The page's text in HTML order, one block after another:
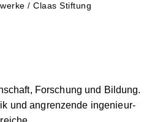
/ Claas Stiftung
Forschung und Bildung.
und angrenzende ingenieur-